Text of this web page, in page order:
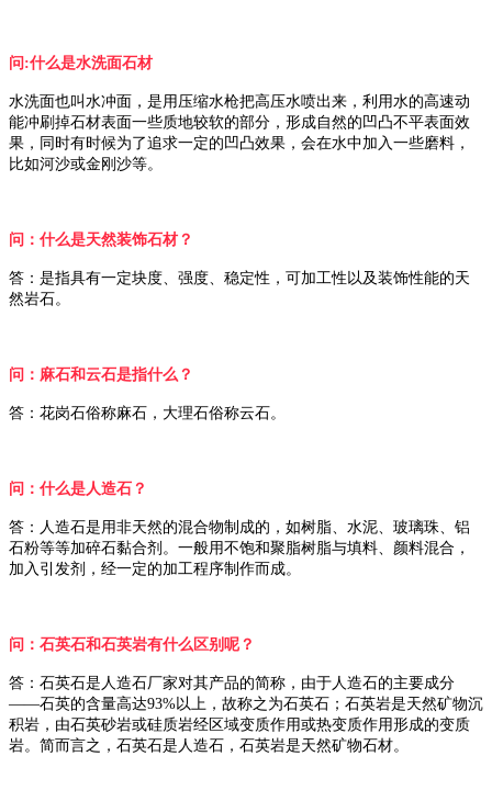
问:什么是水洗面石材
水洗面也叫水冲面，是用压缩水枪把高压水喷出来，利用水的高速动
能冲刷掉石材表面一些质地较软的部分，形成自然的凹凸不平表面效
果，同时有时候为了追求一定的凹凸效果，会在水中加入一些磨料，
比如河沙或金刚沙等。
问：什么是天然装饰石材？
答：是指具有一定块度、强度、稳定性，可加工性以及装饰性能的天
然岩石。
问：麻石和云石是指什么？
答：花岗石俗称麻石，大理石俗称云石。
问：什么是人造石？
答：人造石是用非天然的混合物制成的，如树脂、水泥、玻璃珠、铝
石粉等等加碎石黏合剂。一般用不饱和聚脂树脂与填料、颜料混合，
加入引发剂，经一定的加工程序制作而成。
问：石英石和石英岩有什么区别呢？
答：石英石是人造石厂家对其产品的简称，由于人造石的主要成分
——石英的含量高达93%以上，故称之为石英石；石英岩是天然矿物沉
积岩，由石英砂岩或硅质岩经区域变质作用或热变质作用形成的变质
岩。简而言之，石英石是人造石，石英岩是天然矿物石材。